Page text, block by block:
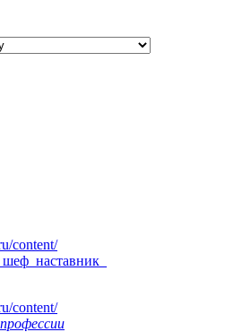
content/
content/
профессии